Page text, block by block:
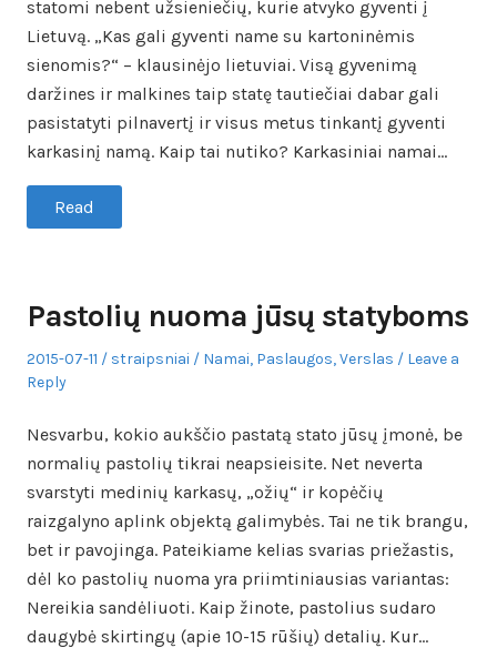
statomi nebent užsieniečių, kurie atvyko gyventi į
Lietuvą. „Kas gali gyventi name su kartoninėmis
sienomis?“ – klausinėjo lietuviai. Visą gyvenimą
daržines ir malkines taip statę tautiečiai dabar gali
pasistatyti pilnavertį ir visus metus tinkantį gyventi
karkasinį namą. Kaip tai nutiko? Karkasiniai namai…
Read
Pastolių nuoma jūsų statyboms
Posted
on
2015-07-11 Author
straipsniai
Posted
Namai, Paslaugos,Verslas
Leave a
Reply
Nesvarbu, kokio aukščio pastatą stato jūsų įmonė, be
normalių pastolių tikrai neapsieisite. Net neverta
svarstyti medinių karkasų, „ožių“ ir kopėčių
raizgalyno aplink objektą galimybės. Tai ne tik brangu,
bet ir pavojinga. Pateikiame kelias svarias priežastis,
dėl ko pastolių nuoma yra priimtiniausias variantas:
Nereikia sandėliuoti. Kaip žinote, pastolius sudaro
daugybė skirtingų (apie 10-15 rūšių) detalių. Kur…